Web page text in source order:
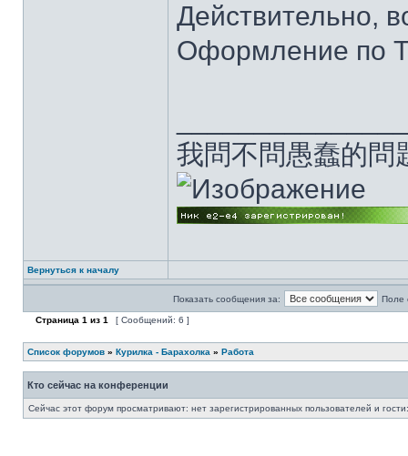
Действительно,
Оформление по
我問不問愚蠢的問
Вернуться к началу
Показать сообщения за: Поле
Страница 1 из 1 [ Сообщений: 6 ]
Список форумов » Курилка - Барахолка » Работа
Кто сейчас на конференции
Сейчас этот форум просматривают: нет зарегистрированных пользователей и